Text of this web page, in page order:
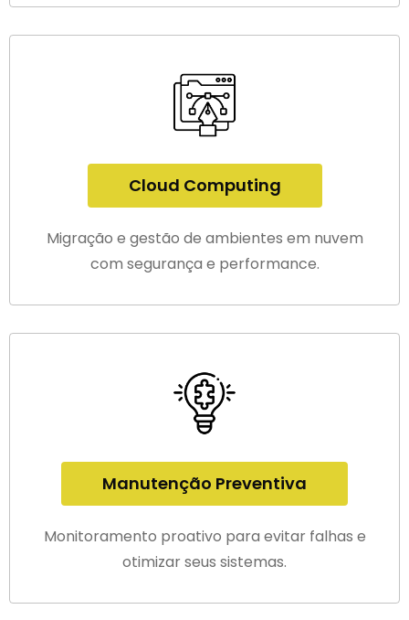
Cloud Computing
Migração e gestão de ambientes em nuvem
com segurança e performance.
Manutenção Preventiva
Monitoramento proativo para evitar falhas e
otimizar seus sistemas.